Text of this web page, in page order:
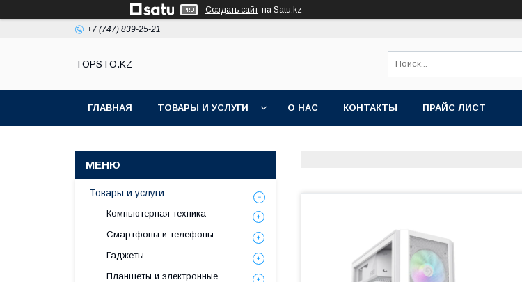
Создать сайт на Satu.kz
+7 (747) 839-25-21
TOPSTO.KZ
ГЛАВНАЯ ТОВАРЫ И УСЛУГИ О НАС КОНТАКТЫ ПРАЙС ЛИСТ
Товары и услуги
Компьютерная техника
Смартфоны и телефоны
Гаджеты
Планшеты и электронные